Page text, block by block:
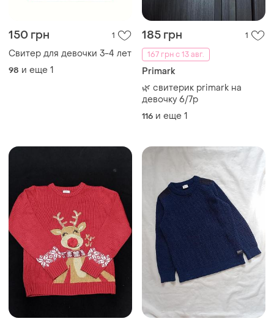
150 грн 1
Свитер для девочки 3-4 лет
98 и еще 1
185 грн
1
167 грн с 13 авг.
Primark
🌿 свитерик primark на
девочку 6/7р
116 и еще 1